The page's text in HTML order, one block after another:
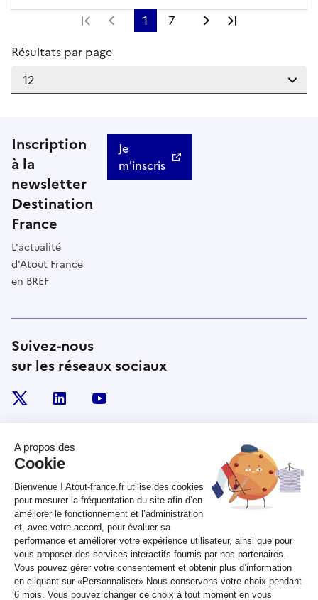
Première page
Page précédente
1 7 Page suivante
Résultats par page
Inscription
à la
newsletter
Destination
France
L'actualité
d'Atout France
en BREF
Je
m'inscris
Suivez-nous
sur les réseaux sociaux
linkedin
RÉPUBLIQUE
FRANÇAISE
legifrance.gouv.fr
gouvernement.fr
service-public.fr
data.gouv.fr